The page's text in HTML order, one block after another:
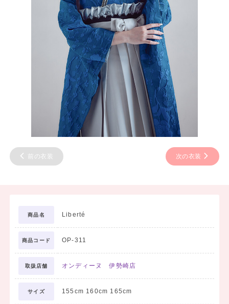
前の衣装 次の衣装
商品名 Liberté
商品コード OP-311
取扱店舗 オンディーヌ 伊勢崎店
サイズ 155cm 160cm 165cm